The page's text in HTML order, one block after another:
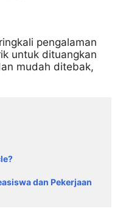
pengalaman
untuk dituangkan
mudah ditebak,
dan Pekerjaan